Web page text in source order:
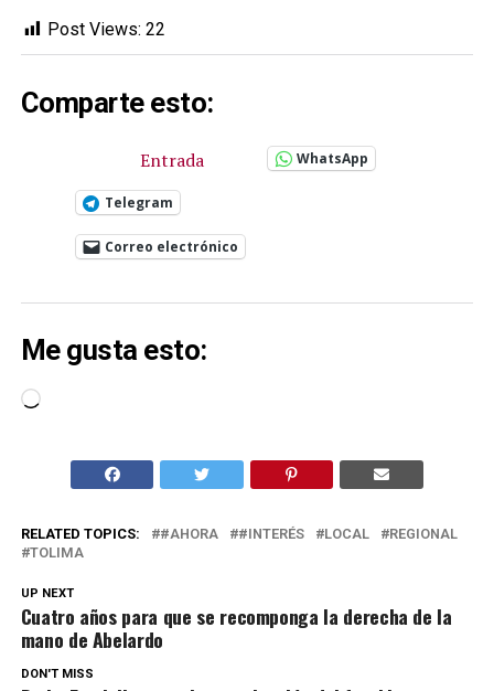
Post Views: 22
Comparte esto:
Entrada WhatsApp
Telegram
Correo electrónico
Me gusta esto:
Cargando...
RELATED TOPICS: #AHORA #INTERÉS LOCAL
REGIONAL
TOLIMA
UP NEXT
Cuatro años para que se recomponga la derecha de la
mano de Abelardo
DON'T MISS